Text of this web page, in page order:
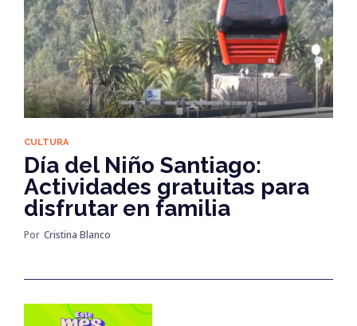
CULTURA
Día del Niño Santiago:
Actividades gratuitas para
disfrutar en familia
Por Cristina Blanco